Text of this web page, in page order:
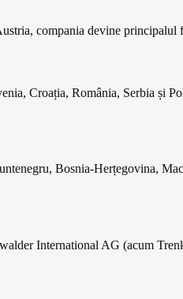
compania devine principalul
Croația, România, Serbia și
Bosnia-Herțegovina,
International AG (acum